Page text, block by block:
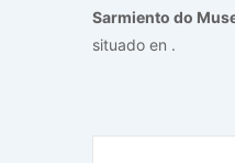
Sarmiento do
situado en .